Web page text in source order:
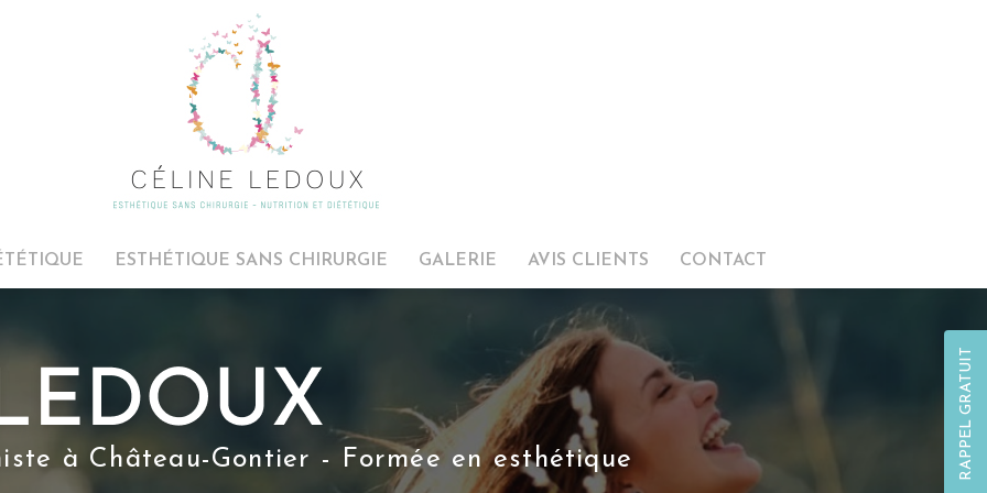
RAPPEL GRATUIT
ESTHÉTIQUE SANS CHIRURGIE GALERIE AVIS CLIENTS CONTACT
à Château-Gontier - Formée en esthétique